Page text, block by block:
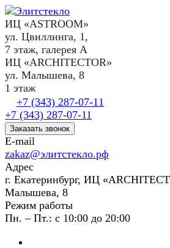
ИЦ «ASTROOM»
ул. Цвиллинга, 1,
7 этаж, галерея А
ИЦ «ARCHITECTOR»
ул. Малышева, 8
1 этаж
+7 (343) 287-07-11
+7 (343) 287-07-11
Заказать звонок
E-mail
zakaz@элитстекло.рф
Адрес
г. Екатеринбург, ИЦ
Малышева, 8
Режим работы
Пн. – Пт.: с 10:00 до 20:00